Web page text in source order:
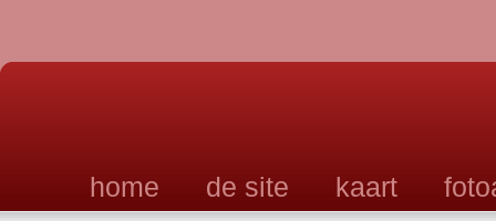
home de site kaart